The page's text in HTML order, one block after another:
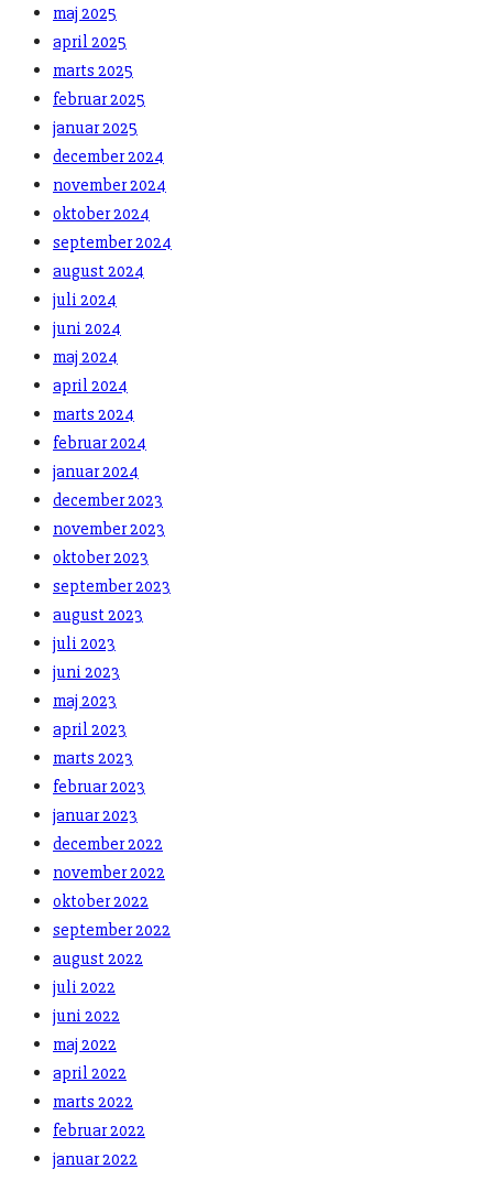
maj 2025
april 2025
marts 2025
februar 2025
januar 2025
december 2024
november 2024
oktober 2024
september 2024
august 2024
juli 2024
juni 2024
maj 2024
april 2024
marts 2024
februar 2024
januar 2024
december 2023
november 2023
oktober 2023
september 2023
august 2023
juli 2023
juni 2023
maj 2023
april 2023
marts 2023
februar 2023
januar 2023
december 2022
november 2022
oktober 2022
september 2022
august 2022
juli 2022
juni 2022
maj 2022
april 2022
marts 2022
februar 2022
januar 2022